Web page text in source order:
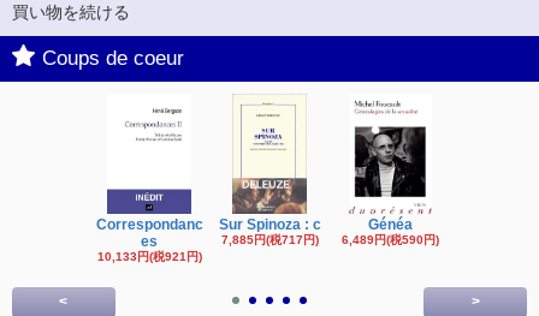
買い物を続ける
Coups de coeur
Correspondanc
es
10,133円(税921円)
Sur Spinoza : c
7,885円(税717円)
Généa
6,489円(税590円)
< >